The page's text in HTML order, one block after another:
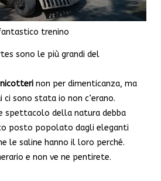
trenino
sono le più grandi del
non per dimenticanza, ma
ci sono stata io non c’erano.
spettacolo della natura debba
posto popolato dagli eleganti
le saline hanno il loro perché.
e non ve ne pentirete.